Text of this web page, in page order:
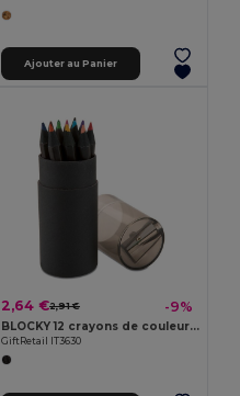
Ajouter au Panier
2,64 €2,91 € -9%
BLOCKY 12 crayons de couleurs noirs
GiftRetail IT3630